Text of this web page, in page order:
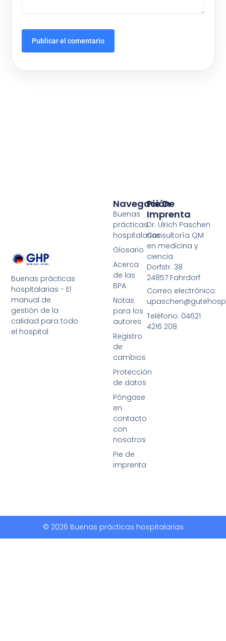
Buenas prácticas
hospitalarias - El
manual de
gestión de la
calidad para todo
el hospital
Navegación
Buenas
prácticas
hospitalarias
Glosario
Acerca
de las
BPA
Notas
para los
autores
Registro
de
cambios
Protección
de datos
Póngase
en
contacto
con
nosotros
Pie de
imprenta
Pie De
Imprenta
Dr. Ulrich Paschen
Consultoría QM
en medicina y
ciencia
Dorfstr. 38
24857 Fahrdorf
Correo electrónico:
Teléfono: 04621
4216 208
© 2026 Buenas prácticas hospitalarias